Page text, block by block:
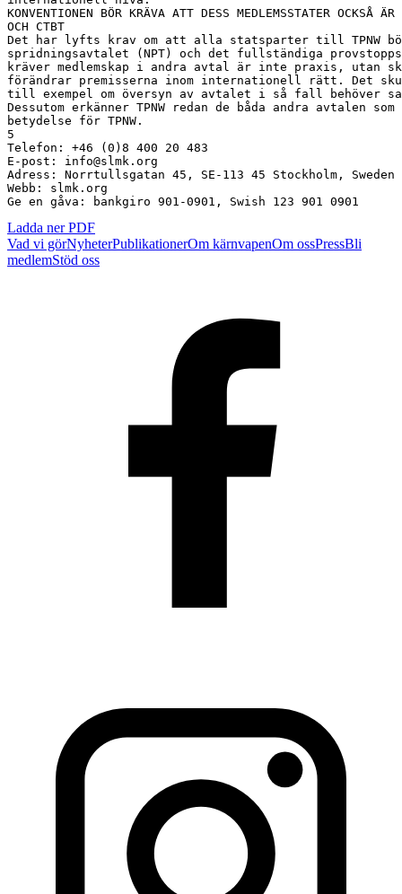
Ladda ner PDF
Vad vi görNyheterPublikationerOm kärnvapenOm ossPressBli
medlemStöd oss